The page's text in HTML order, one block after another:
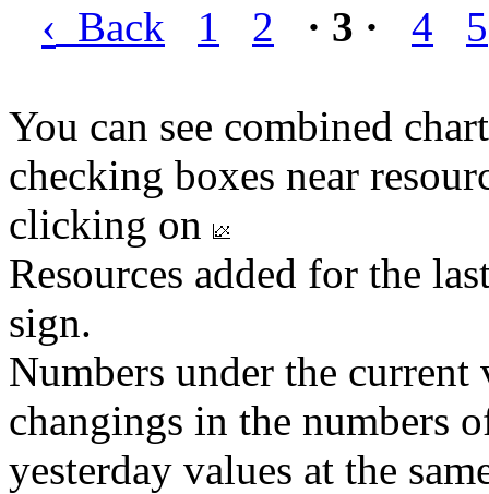
‹ Back 1 2 · 3 · 4 5
You can see combined
checking boxes near
clicking on
Resources added for the
sign.
Numbers under the
changings in the numbers
yesterday values at the